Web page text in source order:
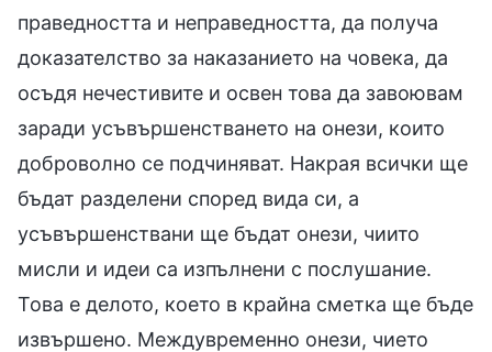
праведността и неправедността, да получа
доказателство за наказанието на човека, да
осъдя нечестивите и освен това да завоювам
заради усъвършенстването на онези, които
доброволно се подчиняват. Накрая всички ще
бъдат разделени според вида си, а
усъвършенствани ще бъдат онези, чиито
мисли и идеи са изпълнени с послушание.
Това е делото, което в крайна сметка ще бъде
извършено. Междувременно онези, чието